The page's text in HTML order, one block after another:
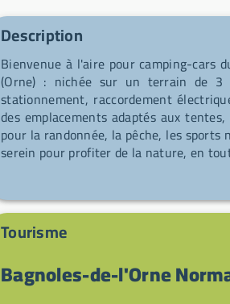
Description
Bienvenue à l'aire pour camping-cars
(Orne) : nichée sur un terrain de
stationnement, raccordement
des emplacements adaptés aux
pour la randonnée, la pêche, les
serein pour profiter de la nature, en
Tourisme
Bagnoles-de-l'Orne